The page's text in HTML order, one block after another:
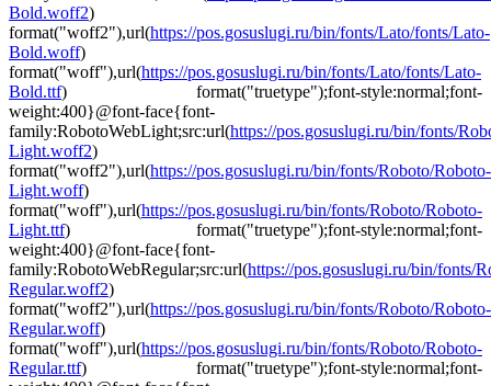
Bold.woff2)
format("woff2"),url(https://pos.gosuslugi.ru/bin/fonts/Lato/fonts/Lato-
Bold.woff)
format("woff"),url(https://pos.gosuslugi.ru/bin/fonts/Lato/fonts/Lato-
Bold.ttf) format("truetype");font-style:normal;font-
weight:400}@font-face{font-
family:RobotoWebLight;src:url(https://pos.gosuslugi.ru/bin/fonts/
Light.woff2)
format("woff2"),url(https://pos.gosuslugi.ru/bin/fonts/Roboto/Roboto-
Light.woff)
format("woff"),url(https://pos.gosuslugi.ru/bin/fonts/Roboto/Roboto-
Light.ttf) format("truetype");font-style:normal;font-
weight:400}@font-face{font-
family:RobotoWebRegular;src:url(https://pos.gosuslugi.ru/bin/fonts/
Regular.woff2)
format("woff2"),url(https://pos.gosuslugi.ru/bin/fonts/Roboto/Roboto-
Regular.woff)
format("woff"),url(https://pos.gosuslugi.ru/bin/fonts/Roboto/Roboto-
Regular.ttf) format("truetype");font-style:normal;font-